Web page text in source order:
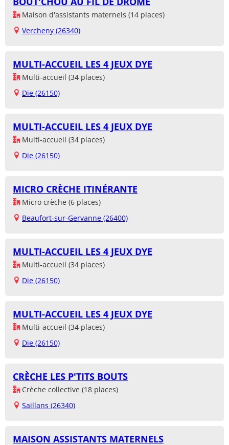
Maison d'assistants maternels (14 places)
Vercheny (26340)
MULTI-ACCUEIL LES 4 JEUX DYE
Multi-accueil (34 places)
Die (26150)
MULTI-ACCUEIL LES 4 JEUX DYE
Multi-accueil (34 places)
Die (26150)
MICRO CRÈCHE ITINÉRANTE
Micro crèche (6 places)
Beaufort-sur-Gervanne (26400)
MULTI-ACCUEIL LES 4 JEUX DYE
Multi-accueil (34 places)
Die (26150)
MULTI-ACCUEIL LES 4 JEUX DYE
Multi-accueil (34 places)
Die (26150)
CRÈCHE LES P'TITS BOUTS
Crèche collective (18 places)
Saillans (26340)
MAISON ASSISTANTS MATERNELS